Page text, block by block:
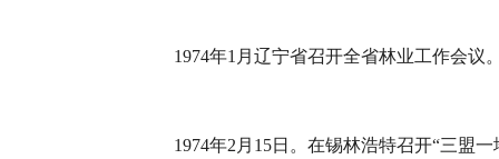
1974年1月辽宁省召开全省林业工作会议
1974年2月15日。在锡林浩特召开“三盟一